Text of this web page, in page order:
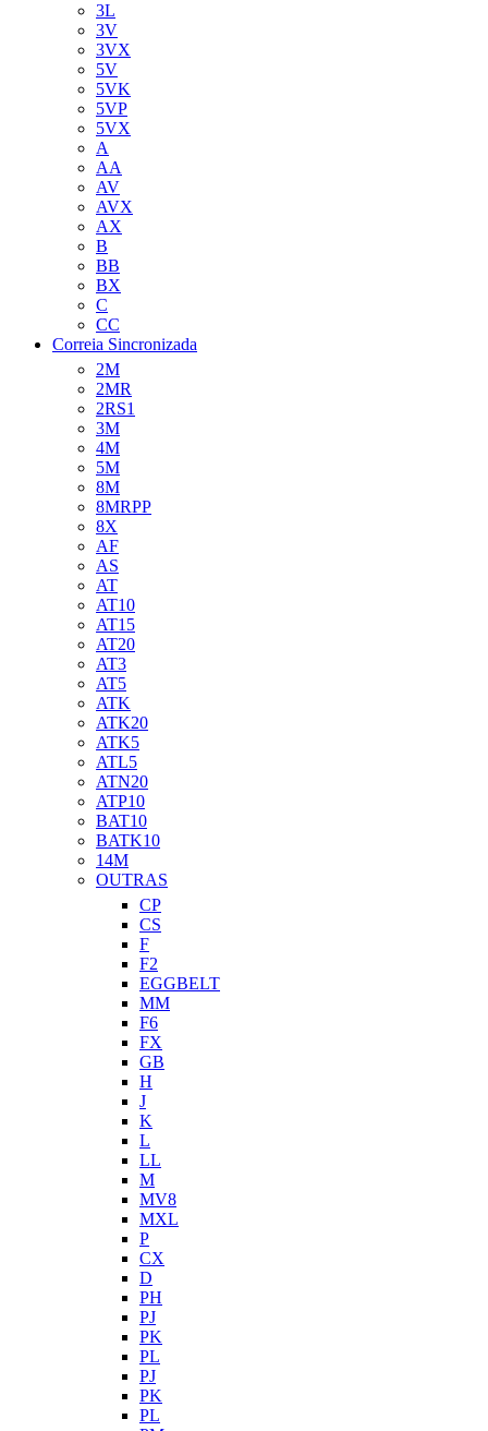
3L
3V
3VX
5V
5VK
5VP
5VX
A
AA
AV
AVX
AX
B
BB
BX
C
CC
Correia Sincronizada
2M
2MR
2RS1
3M
4M
5M
8M
8MRPP
8X
AF
AS
AT
AT10
AT15
AT20
AT3
AT5
ATK
ATK20
ATK5
ATL5
ATN20
ATP10
BAT10
BATK10
14M
OUTRAS
CP
CS
F
F2
EGGBELT
MM
F6
FX
GB
H
J
K
L
LL
M
MV8
MXL
P
CX
D
PH
PJ
PK
PL
PJ
PK
PL